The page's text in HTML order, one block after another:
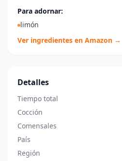
Para adornar:
limón
Ver ingredientes en Amazon →
Detalles
Tiempo total
Cocción
Comensales
País
Región